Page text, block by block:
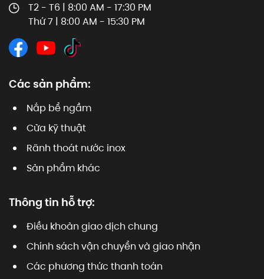
T2 - T6 | 8:00 AM - 17:30 PM
Thứ 7 | 8:00 AM - 15:30 PM
Các sản phẩm:
Nắp bể ngầm
Cửa kỹ thuật
Rãnh thoát nước inox
Sản phẩm khác
Thông tin hỗ trợ:
Điều khoản giao dịch chung
Chính sách vận chuyển và giao nhận
Các phương thức thanh toán